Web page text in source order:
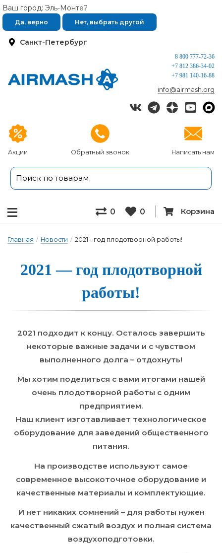
Санкт-Петербург
Ваш город: Эль-Монте?
Да, верно Нет, выбрать другой
Акции Обратный звонок Написать нам
8 800 777-72-36
+7 812 386-34-02
+7 981 140-16-88
info@airmash.org
0 0 Корзина
Главная / Новости / 2021 - год плодотворной работы!
2021 — год плодотворной
ра­бо­ты!
2021 подходит к концу. Осталось завершить
некоторые важные задачи и с чувством
выполненного долга – отдохнуть!
Мы хотим поделиться с вами итогами нашей
очень плодотворной работы с одним
предприятием.
Наш клиент изготавливает технологическое
оборудование для заведений общественного
питания.
На производстве используют самое
современное высокоточное оборудование и
качественные материалы и комплектующие.
И нет никаких сомнений – для работы нужен
качественный сжатый воздух и полная система
воздухоподготовки.